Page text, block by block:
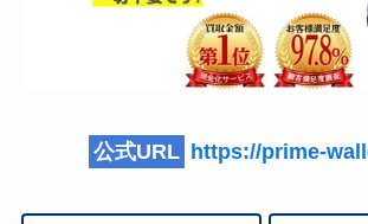
公式URL https://prime-